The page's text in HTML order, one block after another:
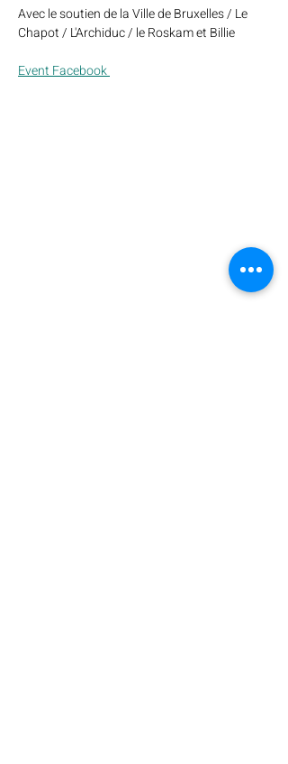
Avec le soutien de la Ville de Bruxelles / Le
Chapot / L'Archiduc / le Roskam et Billie
Event Facebook